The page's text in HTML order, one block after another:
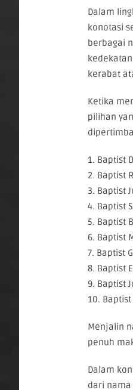
Dalam
konotasi
berbagai
kerabat
Ketika
pilihan
1. Baptist
2. Baptist
3. Baptist
4. Baptist
5. Baptist
6. Baptist
7. Baptist
8. Baptist
9. Baptist
10.
Menjalin
penuh
Dalam
dari nama